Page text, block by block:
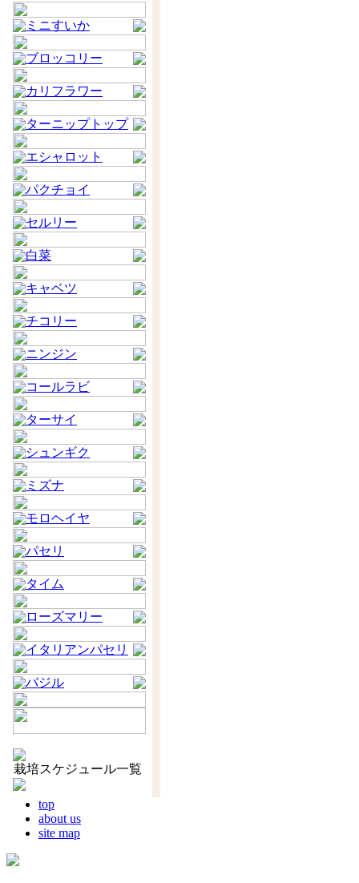
ミニすいか
ブロッコリー
カリフラワー
ターニップトップ
エシャロット
パクチョイ
セルリー
白菜
キャベツ
チコリー
ニンジン
コールラビ
ターサイ
シュンギク
ミズナ
モロヘイヤ
パセリ
タイム
ローズマリー
イタリアンパセリ
バジル
栽培スケジュール一覧
top
about us
site map